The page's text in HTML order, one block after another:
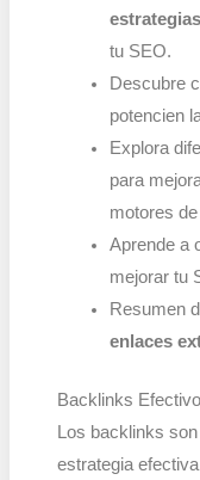
tu SEO.
Descubre
potencien
Explora
para
motores
Aprende a
mejorar tu
Resumen
enlaces
Backlinks
Los backlinks
estrategia